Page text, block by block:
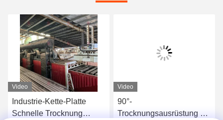
Video
Industrie-Kette-Platte
Schnelle Trocknung
Video
90°-
Trocknungsausrüstung zur